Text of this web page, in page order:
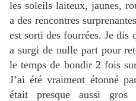
les soleils laiteux, jaunes,
a des rencontres
est sorti des fourrées. Je dis
a surgi de nulle part pour
le temps de bondir 2 fois
J’ai été vraiment étonné
était presque aussi gros